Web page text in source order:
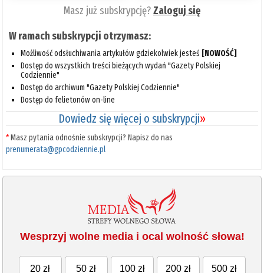
Masz już subskrypcję?Zaloguj się
W ramach subskrypcji otrzymasz:
Możliwość odsłuchiwania artykułów gdziekolwiek jesteś [NOWOŚĆ]
Dostęp do wszystkich treści bieżących wydań "Gazety Polskiej
Codziennie"
Dostęp do archiwum "Gazety Polskiej Codziennie"
Dostęp do felietonów on-line
Dowiedz się więcej o subskrypcji»
*Masz pytania odnośnie subskrypcji? Napisz do nas
prenumerata@gpcodziennie.pl
Wesprzyj wolne media i ocal wolność słowa!
20 zł 50 zł 100 zł 200 zł 500 zł